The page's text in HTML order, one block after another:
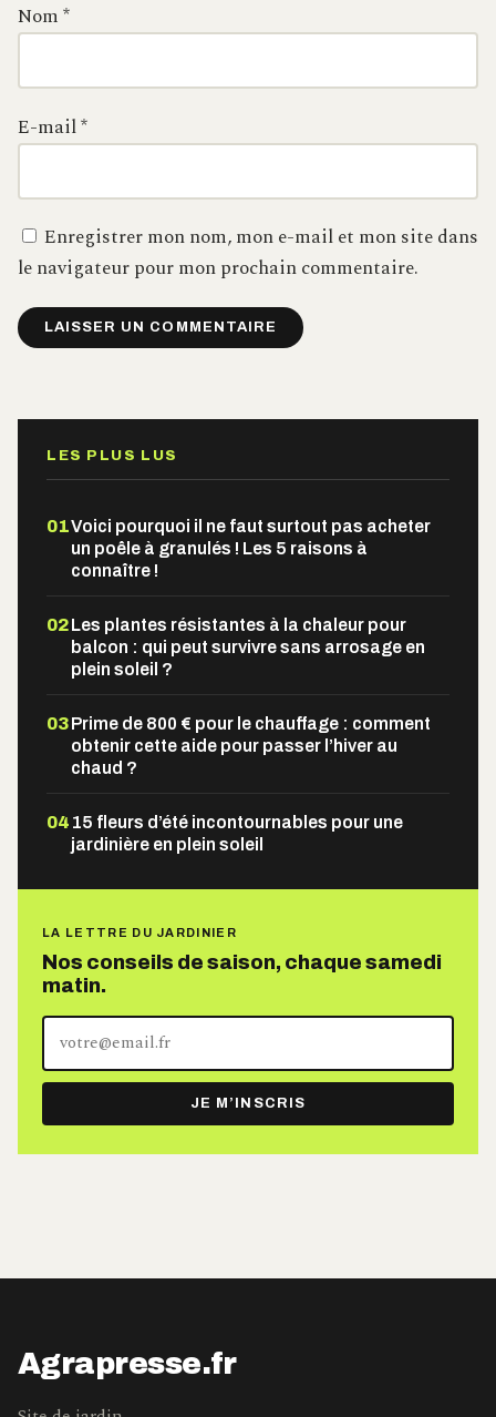
Nom*
E-mail*
Enregistrer mon nom, mon e-mail et mon site dans
le navigateur pour mon prochain commentaire.
LES PLUS LUS
01Voici pourquoi il ne faut surtout pas acheter
un poêle à granulés ! Les 5 raisons à
connaître !
02Les plantes résistantes à la chaleur pour
balcon : qui peut survivre sans arrosage en
plein soleil ?
03Prime de 800 € pour le chauffage : comment
obtenir cette aide pour passer l’hiver au
chaud ?
04 15 fleurs d’été incontournables pour une
jardinière en plein soleil
LA LETTRE DU JARDINIER
Nos conseils de saison, chaque samedi
matin.
Votre
adresse
e-
mail
JE M’INSCRIS
Agrapresse.fr